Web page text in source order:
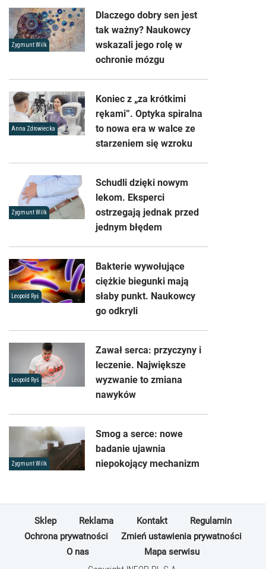
Zygmunt Wilk
Dlaczego dobry sen jest
tak ważny? Naukowcy
wskazali jego rolę w
ochronie mózgu
Anna Zdrowiecka
Koniec z „za krótkimi
rękami”. Optyka spiralna
to nowa era w walce ze
starzeniem się wzroku
Zygmunt Wilk
Schudli dzięki nowym
lekom. Eksperci
ostrzegają jednak przed
jednym błędem
Leopold Ryś
Bakterie wywołujące
ciężkie biegunki mają
słaby punkt. Naukowcy
go odkryli
Leopold Ryś
Zawał serca: przyczyny i
leczenie. Największe
wyzwanie to zmiana
nawyków
Zygmunt Wilk
Smog a serce: nowe
badanie ujawnia
niepokojący mechanizm
Sklep Reklama Kontakt
Regulamin
Ochrona prywatności
Zmień ustawienia prywatności
O nas
Mapa serwisu